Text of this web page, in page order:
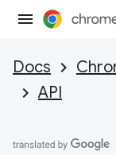
Docs
API